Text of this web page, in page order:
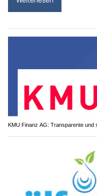
KMU Finanz AG: Transparente